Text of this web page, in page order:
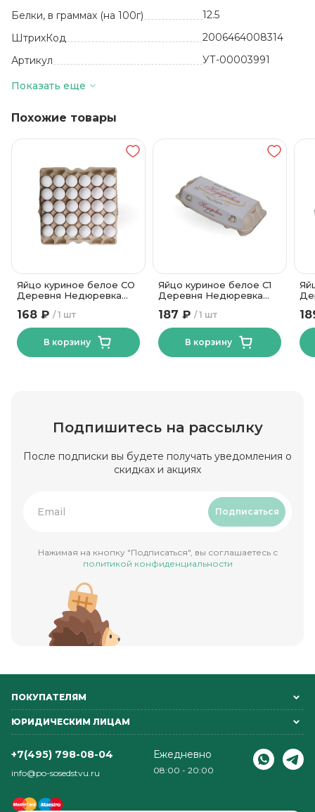
Белки, в граммах (на 100г)
12.5
ШтрихКод
2006464008314
Артикул
УТ-00003991
Базовая единица
Жиры, в граммах (на 100 г)
Количество в упаковке
Температура хранения
Углеводы, в граммах (на 100г)
0.8
Вид упаковки
Картонная коробка
Показать еще
Похожие товары
Яйцо куриное белое СО
Деревня Недюревка
1 шт
168 ₽
В корзину
Яйцо куриное белое С1
Деревня Недюревка
1 шт
187 ₽
В корзину
Подпишитесь на рассылку
После подписки вы будете получать уведомления о
скидках и акциях
Подписаться
Нажимая на кнопку "Подписаться", вы соглашаетесь с
политикой конфиденциальности
ПОКУПАТЕЛЯМ
ЮРИДИЧЕСКИМ ЛИЦАМ
+7(495) 798-08-04
info@po-sosedstvu.ru
Ежедневно
08:00 - 20:00